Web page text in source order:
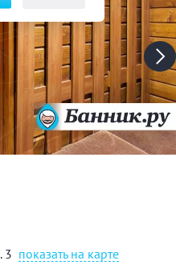
3 показать на карте